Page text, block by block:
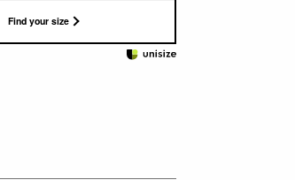
Find your size